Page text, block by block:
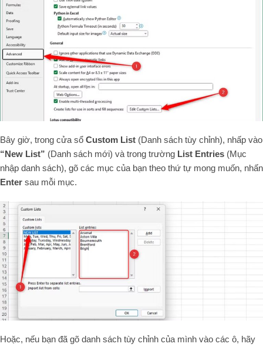
Bây giờ, trong cửa sổ Custom List (Danh sách tùy chỉnh), nhấp vào
“New List” (Danh sách mới) và trong trường List Entries (Mục
nhập danh sách), gõ các mục của bạn theo thứ tự mong muốn, nhấn
Enter sau mỗi mục.
Hoặc, nếu bạn đã gõ danh sách tùy chỉnh của mình vào các ô, hãy